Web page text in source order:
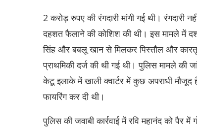
2 करोड़ रुपए की रंगदारी मांगी गई थी।
दहशत फैलाने की कोशिश की थी। इस मामले में
सिंह और बबलू खान से मिलकर पिस्तौल और
प्राथमिकी दर्ज की थी गई थी। पुलिस मामले की
केटू इलाके में खाली क्वार्टर में कुछ अपराधी मौजूद
फायरिंग कर दी थी।
पुलिस की जवाबी कार्रवाई में रवि महानंद को पैर